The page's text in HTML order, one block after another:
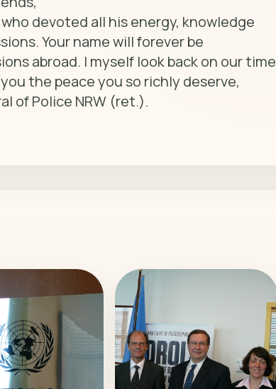
devoted all his energy, knowledge
Your name will forever be
abroad. I myself look back on our time
the peace you so richly deserve,
of Police NRW (ret.).